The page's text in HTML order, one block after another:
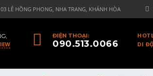
LÊ HỒNG PHONG, NHA TRANG, KHÁNH HÒA
DI
ĐIỆN THOẠI:
090.513.0066